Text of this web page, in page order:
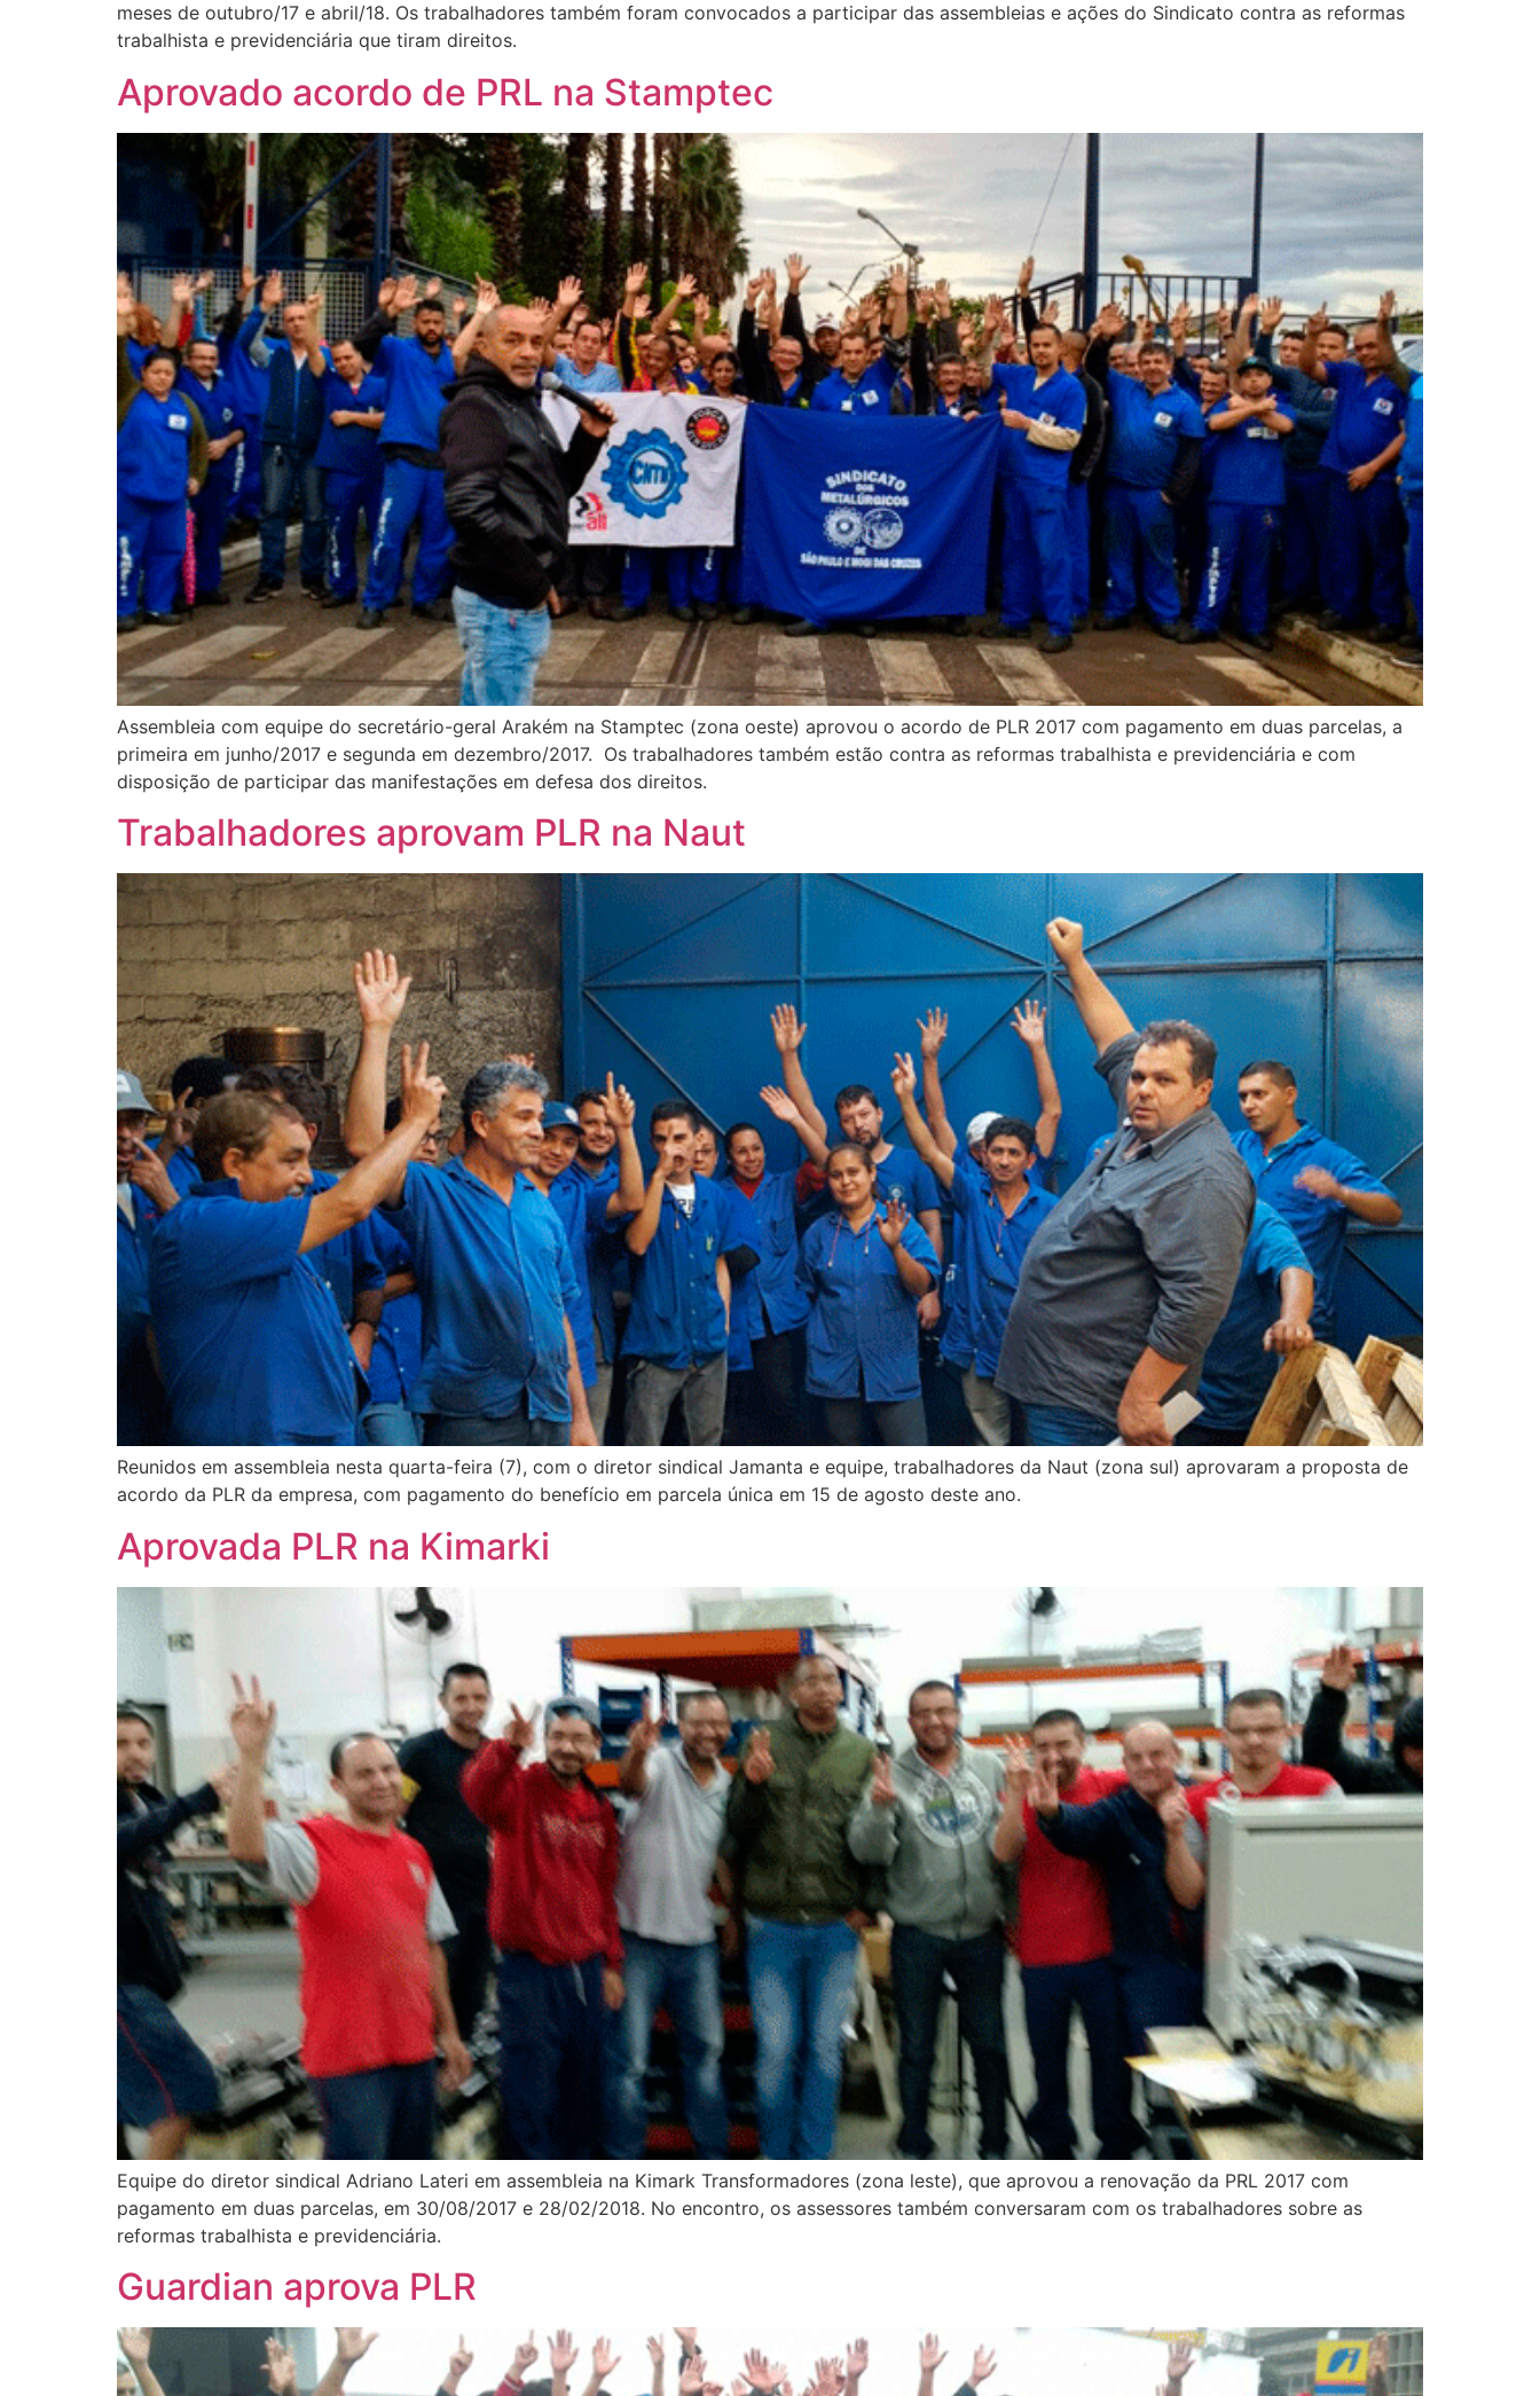
meses de outubro/17 e abril/18. Os trabalhadores também foram convocados a participar das assembleias e ações do Sindicato contra as reformas
trabalhista e previdenciária que tiram direitos.
Aprovado acordo de PRL na Stamptec
Assembleia com equipe do secretário-geral Arakém na Stamptec (zona oeste) aprovou o acordo de PLR 2017 com pagamento em duas parcelas, a
primeira em junho/2017 e segunda em dezembro/2017. Os trabalhadores também estão contra as reformas trabalhista e previdenciária e com
disposição de participar das manifestações em defesa dos direitos.
Trabalhadores aprovam PLR na Naut
Reunidos em assembleia nesta quarta-feira (7), com o diretor sindical Jamanta e equipe, trabalhadores da Naut (zona sul) aprovaram a proposta de
acordo da PLR da empresa, com pagamento do benefício em parcela única em 15 de agosto deste ano.
Aprovada PLR na Kimarki
Equipe do diretor sindical Adriano Lateri em assembleia na Kimark Transformadores (zona leste), que aprovou a renovação da PRL 2017 com
pagamento em duas parcelas, em 30/08/2017 e 28/02/2018. No encontro, os assessores também conversaram com os trabalhadores sobre as
reformas trabalhista e previdenciária.
Guardian aprova PLR